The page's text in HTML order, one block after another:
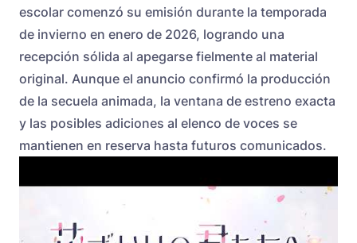
escolar comenzó su emisión durante la temporada
de invierno en enero de 2026, logrando una
recepción sólida al apegarse fielmente al material
original. Aunque el anuncio confirmó la producción
de la secuela animada, la ventana de estreno exacta
y las posibles adiciones al elenco de voces se
mantienen en reserva hasta futuros comunicados.